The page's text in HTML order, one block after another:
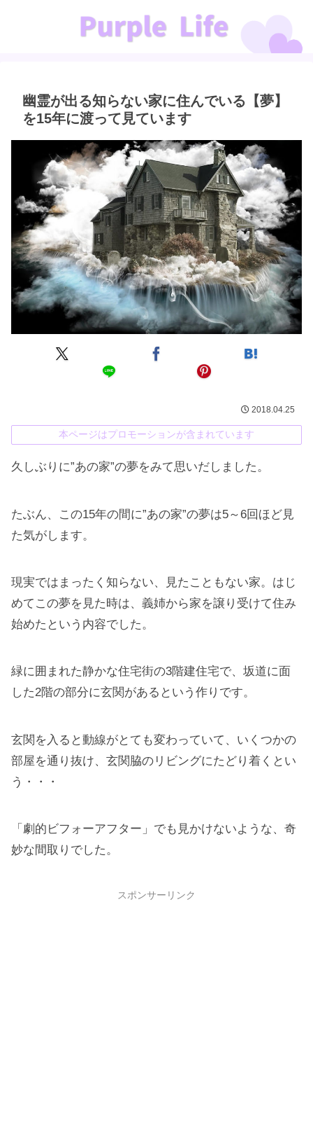
幽霊が出る知らない家に住んでいる【夢】
を15年に渡って見ています
2018.04.25
本ページはプロモーションが含まれています
久しぶりに”あの家”の夢をみて思いだしました。
たぶん、この15年の間に”あの家”の夢は5～6回ほど見
た気がします。
現実ではまったく知らない、見たこともない家。はじ
めてこの夢を見た時は、義姉から家を譲り受けて住み
始めたという内容でした。
緑に囲まれた静かな住宅街の3階建住宅で、坂道に面
した2階の部分に玄関があるという作りです。
玄関を入ると動線がとても変わっていて、いくつかの
部屋を通り抜け、玄関脇のリビングにたどり着くとい
う・・・
「劇的ビフォーアフター」でも見かけないような、奇
妙な間取りでした。
スポンサーリンク